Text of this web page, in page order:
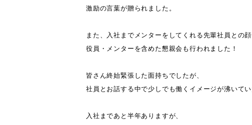
激励の言葉が贈られました。
また、入社までメンターをしてくれる先輩社員との
役員・メンターを含めた懇親会も行われました！
皆さん終始緊張した面持ちでしたが、
社員とお話する中で少しでも働くイメージが沸いてい
入社まであと半年ありますが、